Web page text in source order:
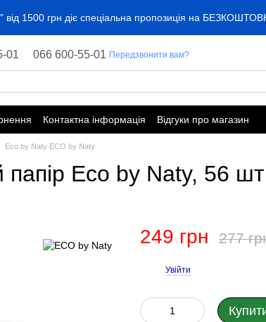
від 1500 грн діє спеціальна пропозиція на
01 066 600-55-01 Передзвонити вам?
Контактна інформація Відгуки про магазин
Eco by Naty ECO by Naty
папір Eco by Naty, 56 шт
249 грн 277
Увійти